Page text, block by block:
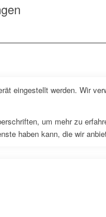
eingestellt werden. Wir
um mehr zu
haben kann, die wir